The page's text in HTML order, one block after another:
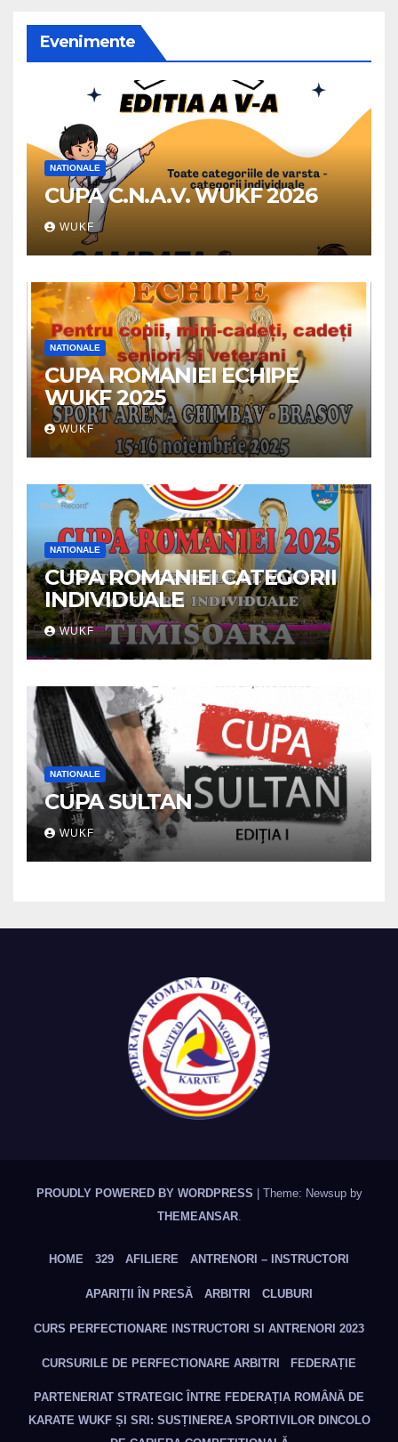
Evenimente
NATIONALE
CUPA C.N.A.V. WUKF 2026
WUKF
NATIONALE
CUPA ROMANIEI ECHIPE
WUKF 2025
WUKF
NATIONALE
CUPA ROMANIEI CATEGORII
INDIVIDUALE
WUKF
NATIONALE
CUPA SULTAN
WUKF
PROUDLY POWERED BY WORDPRESS
Theme: Newsup by
THEMEANSAR.
HOME 329 AFILIERE ANTRENORI – INSTRUCTORI
APARIȚII ÎN PRESĂ ARBITRI CLUBURI
CURS PERFECTIONARE INSTRUCTORI SI ANTRENORI 2023
CURSURILE DE PERFECTIONARE ARBITRI FEDERAȚIE
PARTENERIAT STRATEGIC ÎNTRE FEDERAȚIA ROMÂNĂ DE
KARATE WUKF ȘI SRI: SUSȚINEREA SPORTIVILOR DINCOLO